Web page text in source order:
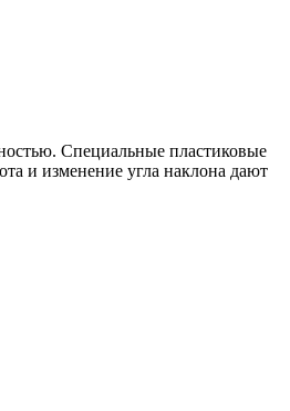
Специальные пластиковые
и изменение угла наклона дают